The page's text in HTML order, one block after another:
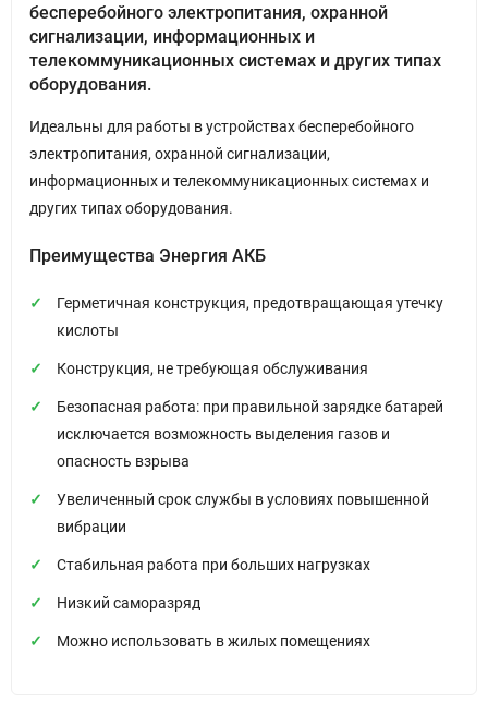
бесперебойного электропитания, охранной
сигнализации, информационных и
телекоммуникационных системах и других типах
оборудования.
Идеальны для работы в устройствах бесперебойного
электропитания, охранной сигнализации,
информационных и телекоммуникационных системах и
других типах оборудования.
Преимущества Энергия АКБ
Герметичная конструкция, предотвращающая утечку
кислоты
Конструкция, не требующая обслуживания
Безопасная работа: при правильной зарядке батарей
исключается возможность выделения газов и
опасность взрыва
Увеличенный срок службы в условиях повышенной
вибрации
Стабильная работа при больших нагрузках
Низкий саморазряд
Можно использовать в жилых помещениях